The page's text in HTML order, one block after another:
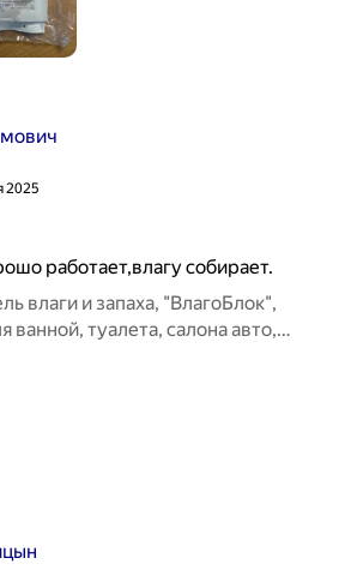
2025
работает,влагу собирает.
влаги и запаха, "ВлагоБлок",
ванной, туалета, салона авто,